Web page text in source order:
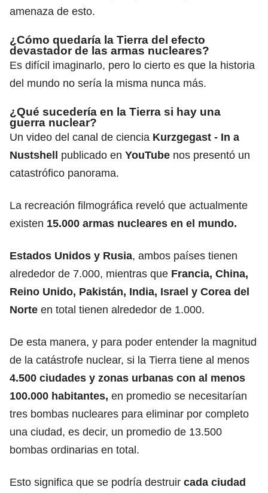
amenaza de esto.
¿Cómo quedaría la Tierra del efecto
devastador de las armas nucleares?
Es difícil imaginarlo, pero lo cierto es que la historia
del mundo no sería la misma nunca más.
¿Qué sucedería en la Tierra si hay una
guerra nuclear?
Un video del canal de ciencia Kurzgegast - In a
Nustshell publicado en YouTube nos presentó un
catastrófico panorama.
La recreación filmográfica reveló que actualmente
existen 15.000 armas nucleares en el mundo.
Estados Unidos y Rusia, ambos países tienen
alrededor de 7.000, mientras que Francia, China,
Reino Unido, Pakistán, India, Israel y Corea del
Norte en total tienen alrededor de 1.000.
De esta manera, y para poder entender la magnitud
de la catástrofe nuclear, si la Tierra tiene al menos
4.500 ciudades y zonas urbanas con al menos
100.000 habitantes, en promedio se necesitarían
tres bombas nucleares para eliminar por completo
una ciudad, es decir, un promedio de 13.500
bombas ordinarias en total.
Esto significa que se podría destruir cada ciudad